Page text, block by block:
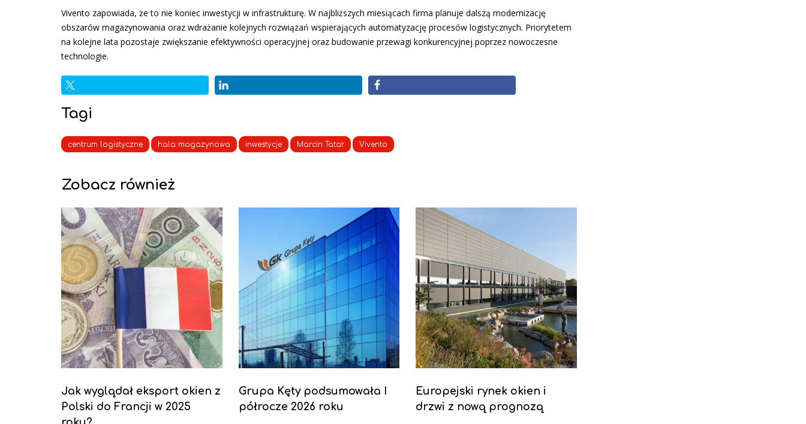
Vivento zapowiada, że to nie koniec inwestycji w infrastrukturę. W najbliższych miesiącach firma planuje dalszą modernizację
obszarów magazynowania oraz wdrażanie kolejnych rozwiązań wspierających automatyzację procesów logistycznych. Priorytetem
na kolejne lata pozostaje zwiększanie efektywności operacyjnej oraz budowanie przewagi konkurencyjnej poprzez nowoczesne
technologie.
Tagi
centrum logistyczne hala magazynowa inwestycje Marcin Tatar Vivento
Zobacz również
Jak wyglądał eksport okien z
Polski do Francji w 2025
Grupa Kęty podsumowała I
półrocze 2026 roku
Europejski rynek okien i
drzwi z nową prognozą